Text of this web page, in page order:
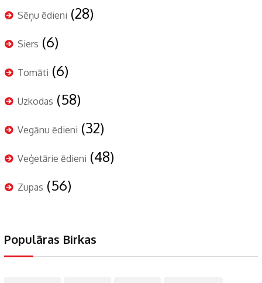
Sēņu ēdieni (28)
Siers (6)
Tomāti (6)
Uzkodas (58)
Vegānu ēdieni (32)
Veģetārie ēdieni (48)
Zupas (56)
Populāras Birkas